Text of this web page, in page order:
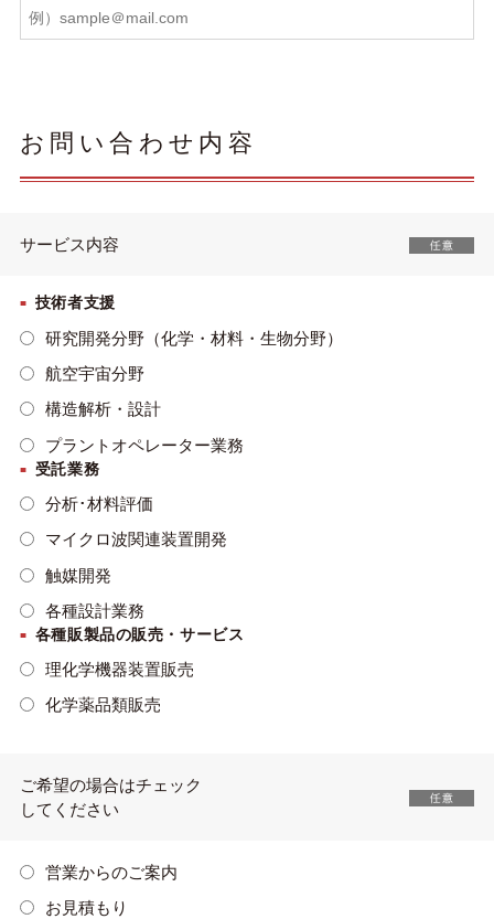
お問い合わせ内容
サービス内容
技術者支援
研究開発分野（化学・材料・生物分野）
航空宇宙分野
構造解析・設計
プラントオペレーター業務
受託業務
分析･材料評価
マイクロ波関連装置開発
触媒開発
各種設計業務
各種販製品の販売・サービス
理化学機器装置販売
化学薬品類販売
ご希望の場合はチェック
してください
営業からのご案内
お見積もり